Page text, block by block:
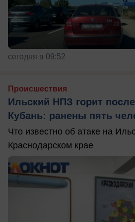
сегодня в 09:52
Происшествия
Ильский НПЗ горит
Кубань: ранены пять
Что известно об атаке на
Краснодарском крае